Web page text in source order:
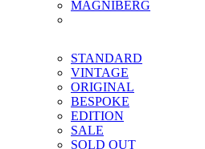
MAGNIBERG
STANDARD
VINTAGE
ORIGINAL
BESPOKE
EDITION
SALE
SOLD OUT